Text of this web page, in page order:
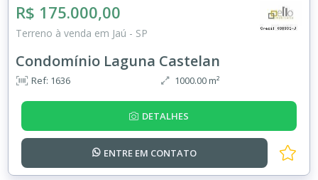
R$ 175.000,00
Terreno à venda em Jaú - SP
Condomínio Laguna Castelan
Ref: 1636 1000.00 m²
DETALHES
ENTRE EM CONTATO